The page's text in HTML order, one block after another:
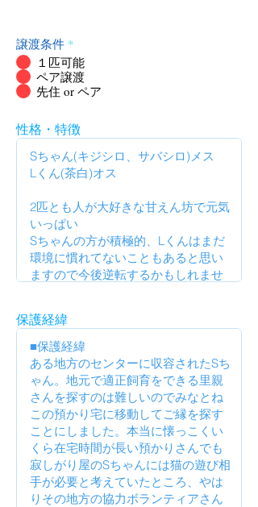
譲渡条件 *
１匹可能
ペア譲渡
先住 or ペア
性格・特徴
保護経緯